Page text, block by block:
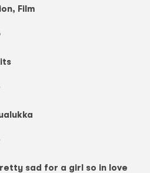
Film
sad for a girl so in love